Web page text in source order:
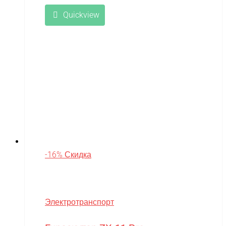
Quickview
-16% Скидка
Электротранспорт